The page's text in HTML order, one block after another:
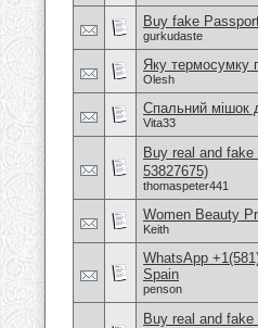
Buy fake
gurkudaste
Яку термосумку
Olesh
Спальний мішок
Vita33
Buy real and
53827675)
thomaspeter441
Women Beauty
Keith
WhatsApp
Spain
penson
Buy real and